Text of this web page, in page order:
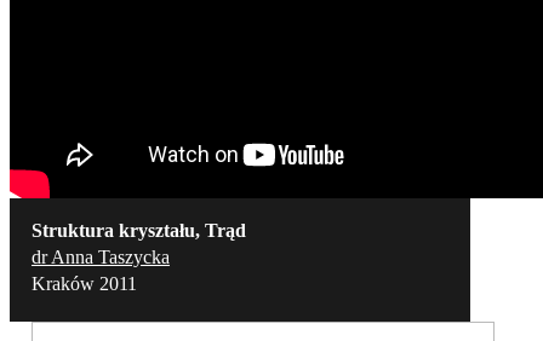
Struktura kryształu, Trąd
dr Anna Taszycka
Kraków 2011